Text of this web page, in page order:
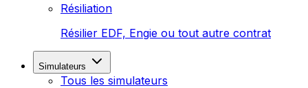
Résiliation
Résilier EDF, Engie ou tout autre contrat
Simulateurs
Tous les simulateurs